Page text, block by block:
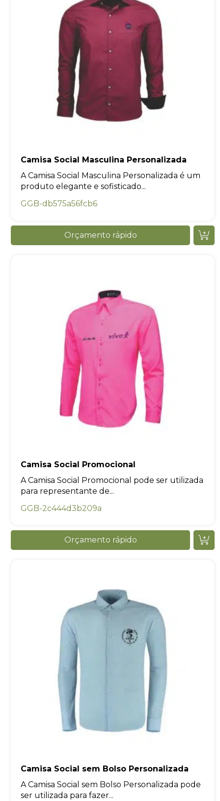
Camisa Social Masculina Personalizada
A Camisa Social Masculina Personalizada é um
produto elegante e sofisticado...
GGB-db575a56fcb6
Orçamento rápido
Camisa Social Promocional
A Camisa Social Promocional pode ser utilizada
para representante de...
GGB-2c444d3b209a
Orçamento rápido
Camisa Social sem Bolso Personalizada
A Camisa Social sem Bolso Personalizada pode
ser utilizada para fazer...